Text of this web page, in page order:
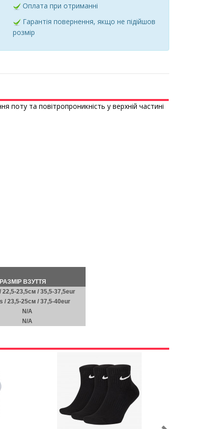
Оплата при отриманні
Гарантія повернення, якщо не підійшов
розмір
поту та повітропроникність у верхній частині
ВЗУТТЯ
22,5-23,5см / 35,5-37,5eur
/ 23,5-25см / 37,5-40eur
N/A
N/A